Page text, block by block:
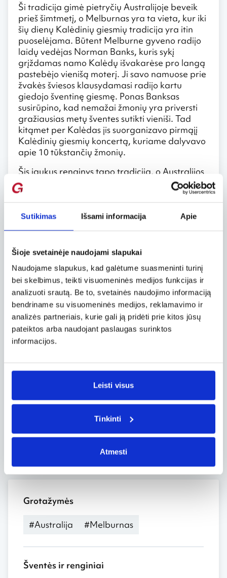
Sutikimas Išsami informacija Apie
Šioje svetainėje naudojami slapukai
Naudojame slapukus, kad galėtume suasmeninti turinį
bei skelbimus, teikti visuomeninės medijos funkcijas ir
analizuoti srautą. Be to, svetainės naudojimo informaciją
bendriname su visuomeninės medijos, reklamavimo ir
analizės partneriais, kurie gali ją pridėti prie kitos jūsų
pateiktos arba naudojant paslaugas surinktos
informacijos.
Leisti visus
Tinkinti
Atmesti
Ši tradicija gimė pietryčių Australijoje beveik
prieš šimtmetį, o Melburnas yra ta vieta, kur iki
šių dienų Kalėdinių giesmių tradicija yra itin
puoselėjama. Būtent Melburne gyveno radijo
laidų vedėjas Norman Banks, kuris sykį
grįždamas namo Kalėdų išvakarėse pro langą
pastebėjo vienišą moterį. Ji savo namuose prie
žvakės šviesos klausydamasi radijo kartu
giedojo šventinę giesmę. Ponas Banksas
susirūpino, kad nemažai žmonių yra priversti
gražiausias metų šventes sutikti vieniši. Tad
kitąmet per Kalėdas jis suorganizavo pirmąjį
Kalėdinių giesmių koncertą, kuriame dalyvavo
apie 10 tūkstančių žmonių.
Šis jaukus renginys tapo tradicija, o Australijos
miestuose Kalėdų išvakarėse rengiamus Carols
by Candlelight koncertus transliuoja televizijos.
kraštuose.
giesmes:
Manoma, jog pirmosios Kalėdoms skirtos
katalikų giesmės buvo sukurtos dar 4 amžiuje,
tačiau labiausiai išpopuliarėjo po
Reformacijos.
Populiarioji Kalėdinė giesmė „Tyli naktis, šventa
naktis“ (Silent Night, arba vokiškai Stille Nacht)
buvo sukurta ir pirmąkart atlikta 1818 m.
miestelyje netoli Zalcburgo, o 2011 m. įtraukta
į Unesco nematerialaus kultūrinio paveldo
Kalėdines giesmes tinka giedoti tik Kalėdų
laikotarpiu, t.y. nuo gruodžio pradžios iki
Grotažymės
#Australija #Melburnas
Šventės ir renginiai